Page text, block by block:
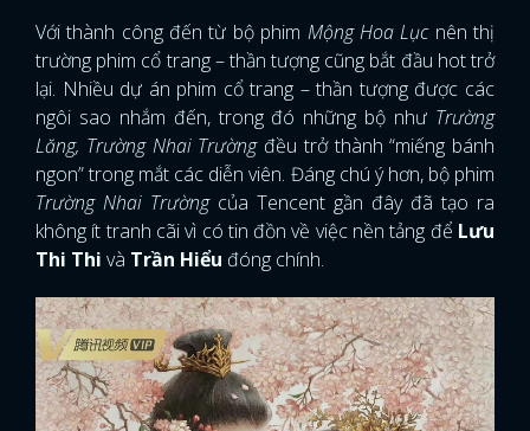
Với thành công đến từ bộ phim Mộng Hoa Lụcnên thị
trường phim cổ trang – thần tượng cũng bắt đầu hot trở
lại. Nhiều dự án phim cổ trang – thần tượng được các
ngôi sao nhắm đến, trong đó những bộ như Trường
Lăng, Trường Nhai Trườngđều trở thành “miếng bánh
ngon” trong mắt các diễn viên. Đáng chú ý hơn, bộ phim
Trường Nhai Trườngcủa Tencent gần đây đã tạo ra
không ít tranh cãi vì có tin đồn về việc nền tảng để Lưu
Thi Thi và Trần Hiểu đóng chính.